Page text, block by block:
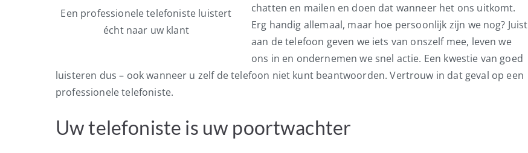
Een professionele telefoniste luistert
écht naar uw klant
chatten en mailen en doen dat wanneer het ons uitkomt.
Erg handig allemaal, maar hoe persoonlijk zijn we nog? Juist
aan de telefoon geven we iets van onszelf mee, leven we
ons in en ondernemen we snel actie. Een kwestie van goed
luisteren dus – ook wanneer u zelf de telefoon niet kunt beantwoorden. Vertrouw in dat geval op een
professionele telefoniste.
Uw telefoniste is uw poortwachter